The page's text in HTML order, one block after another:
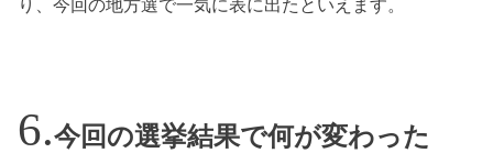
り、今回の地方選で一気に表に出たといえます。
今回の選挙結果で何が変わった